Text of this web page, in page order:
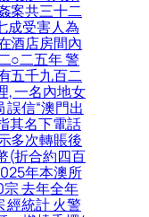
案共三十二
成受害人為
酒店房間內
○二五年 警
五千九百二
, 一名內地女
誤信“澳門出
其名下電話
多次轉賬後
(折合約四百
年本澳所
去年全年
經統計 火警